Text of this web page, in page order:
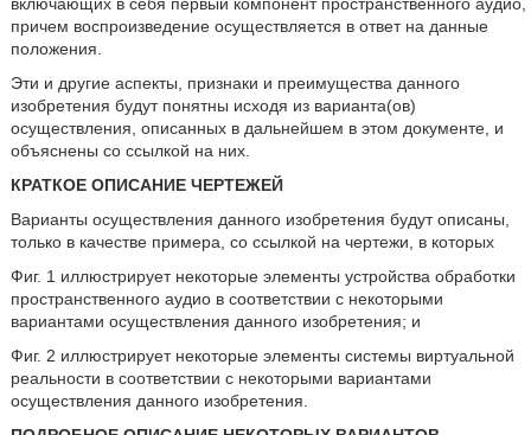
причем воспроизведение осуществляется в ответ на данные
положения.
Эти и другие аспекты, признаки и преимущества данного
изобретения будут понятны исходя из варианта(ов)
осуществления, описанных в дальнейшем в этом документе, и
объяснены со ссылкой на них.
КРАТКОЕ ОПИСАНИЕ ЧЕРТЕЖЕЙ
Варианты осуществления данного изобретения будут описаны,
только в качестве примера, со ссылкой на чертежи, в которых
Фиг. 1 иллюстрирует некоторые элементы устройства обработки
пространственного аудио в соответствии с некоторыми
вариантами осуществления данного изобретения; и
Фиг. 2 иллюстрирует некоторые элементы системы виртуальной
реальности в соответствии с некоторыми вариантами
осуществления данного изобретения.